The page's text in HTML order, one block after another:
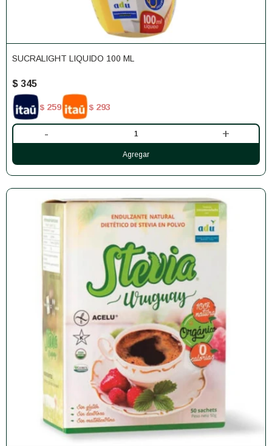
SUCRALIGHT LIQUIDO 100 ML
$ 345
$ 259 $ 293
- +